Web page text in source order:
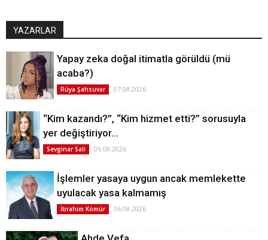
YAZARLAR
Yapay zeka doğal itimatla görüldü (mü
acaba?)
Rüya Şahsuvar 07.08.2026
“Kim kazandı?”, “Kim hizmet etti?” sorusuyla
yer değiştiriyor…
Sevginar Sali 06.08.2026
İşlemler yasaya uygun ancak memlekette
uyulacak yasa kalmamış
İbrahim Kömür 06.08.2026